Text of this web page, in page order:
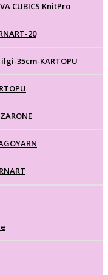
CUBICS KnitPro
20
35cm-KARTOPU